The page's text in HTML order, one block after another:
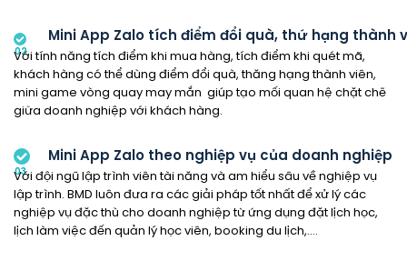
02
Mini App Zalo tích điểm đổi quà, thứ hạng thành
Với tính năng tích điểm khi mua hàng, tích điểm khi quét mã,
khách hàng có thể dùng điểm đổi quà, thăng hạng thành viên,
mini game vòng quay may mắn giúp tạo mối quan hệ chặt chẽ
giữa doanh nghiệp với khách hàng.
03
Mini App Zalo theo nghiệp vụ của doanh nghiệp
Với đội ngũ lập trình viên tài năng và am hiểu sâu về nghiệp vụ
lập trình. BMD luôn đưa ra các giải pháp tốt nhất để xử lý các
nghiệp vụ đặc thù cho doanh nghiệp từ ứng dụng đặt lịch học,
lịch làm việc đến quản lý học viên, booking du lịch,….